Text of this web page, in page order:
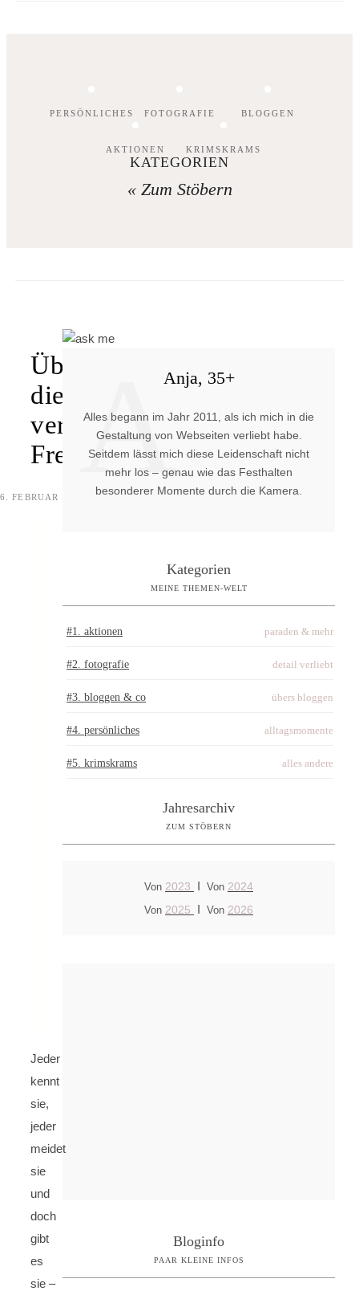
PERSÖNLICHES FOTOGRAFIE BLOGGEN
AKTIONEN KRIMSKRAMS
KATEGORIEN
« Zum Stöbern
Über
die
verlorene
Freundschaft
6. FEBRUAR 2024 0 KOMMENTARE
Jeder
kennt
sie,
jeder
meidet
sie
und
doch
gibt
es
sie –
Anja, 35+
A
Alles begann im Jahr 2011, als ich mich in die
Gestaltung von Webseiten verliebt habe.
Seitdem lässt mich diese Leidenschaft nicht
mehr los – genau wie das Festhalten
besonderer Momente durch die Kamera.
Kategorien
MEINE THEMEN-WELT
#1. aktionen paraden & mehr
#2. fotografie detail verliebt
#3. bloggen & co übers bloggen
#4. persönliches alltagsmomente
#5. krimskrams alles andere
Jahresarchiv
ZUM STÖBERN
Von 2023 I Von 2024
Von 2025 I Von 2026
Bloginfo
PAAR KLEINE INFOS